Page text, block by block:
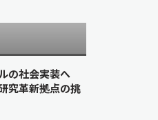
の社会実装へ
究革新拠点の挑